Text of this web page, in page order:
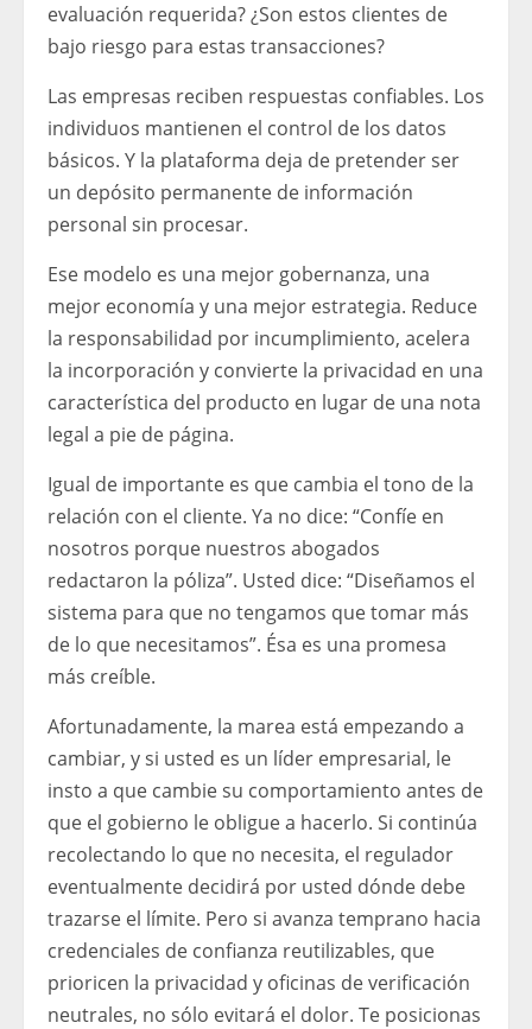
evaluación requerida? ¿Son estos clientes de
bajo riesgo para estas transacciones?
Las empresas reciben respuestas confiables. Los
individuos mantienen el control de los datos
básicos. Y la plataforma deja de pretender ser
un depósito permanente de información
personal sin procesar.
Ese modelo es una mejor gobernanza, una
mejor economía y una mejor estrategia. Reduce
la responsabilidad por incumplimiento, acelera
la incorporación y convierte la privacidad en una
característica del producto en lugar de una nota
legal a pie de página.
Igual de importante es que cambia el tono de la
relación con el cliente. Ya no dice: “Confíe en
nosotros porque nuestros abogados
redactaron la póliza”. Usted dice: “Diseñamos el
sistema para que no tengamos que tomar más
de lo que necesitamos”. Ésa es una promesa
más creíble.
Afortunadamente, la marea está empezando a
cambiar, y si usted es un líder empresarial, le
insto a que cambie su comportamiento antes de
que el gobierno le obligue a hacerlo. Si continúa
recolectando lo que no necesita, el regulador
eventualmente decidirá por usted dónde debe
trazarse el límite. Pero si avanza temprano hacia
credenciales de confianza reutilizables, que
prioricen la privacidad y oficinas de verificación
neutrales, no sólo evitará el dolor. Te posicionas